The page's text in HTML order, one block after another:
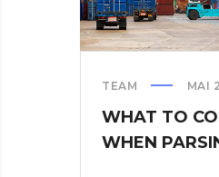
TEAM MAI
WHAT TO
WHEN